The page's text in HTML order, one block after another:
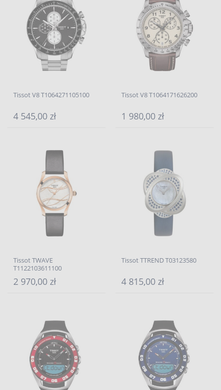
Tissot V8 T1064271105100
4 545,00 zł
Tissot V8 T1064171626200
1 980,00 zł
Tissot TWAVE
T1122103611100
2 970,00 zł
Tissot TTREND T03123580
4 815,00 zł